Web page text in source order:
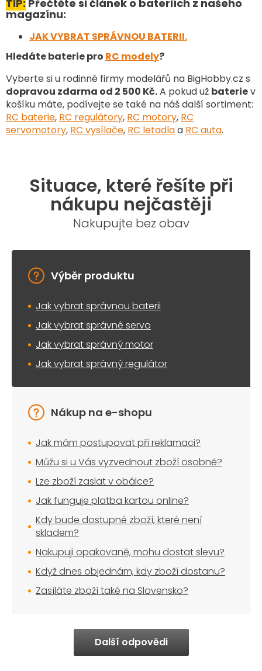
ý
i
s
u
TIP: Přečtěte si článek o bateriích z našeho
magazínu:
JAK VYBRAT SPRÁVNOU BATERII.
Hledáte baterie pro RC modely?
Vyberte si u rodinné firmy modelářů na BigHobby.cz s
dopravou zdarma od 2 500 Kč.A pokud už bateriev
košíku máte, podívejte se také na náš další sortiment:
RC baterie, RC regulátory, RC motory, RC
servomotory, RC vysílače, RC letadlaa RC auta.
Situace, které řešíte při
nákupu nejčastěji
Nakupujte bez obav
Výběr produktu
Jak vybrat správnou baterii
Jak vybrat správné servo
Jak vybrat správný motor
Jak vybrat správný regulátor
Nákup na e-shopu
Jak mám postupovat při reklamaci?
Můžu si u Vás vyzvednout zboží osobně?
Lze zboží zaslat v obálce?
Jak funguje platba kartou online?
Kdy bude dostupné zboží, které není
skladem?
Nakupuji opakovaně, mohu dostat slevu?
Když dnes objednám, kdy zboží dostanu?
Zasíláte zboží také na Slovensko?
Další odpovědi